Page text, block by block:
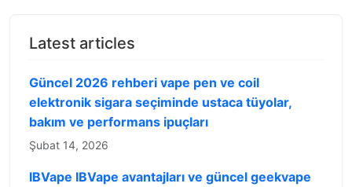
Latest articles
Güncel 2026 rehberi vape pen ve coil
elektronik sigara seçiminde ustaca tüyolar,
bakım ve performans ipuçları
Şubat 14, 2026
IBVape IBVape avantajları ve güncel geekvape